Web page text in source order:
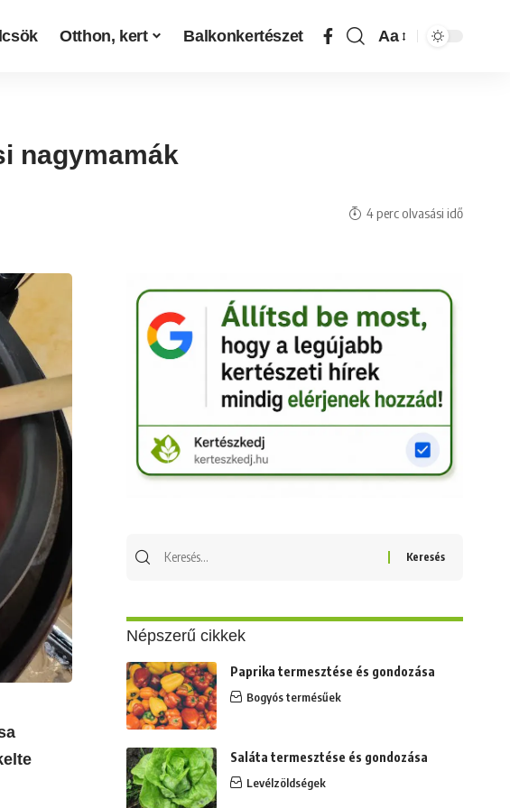
Otthon, kert Balkonkertészet Aa
nagymamák
4 perc olvasási idő
Népszerű cikkek
Paprika termesztése és gondozása
Bogyós termésűek
Saláta termesztése és gondozása
Levélzöldségek